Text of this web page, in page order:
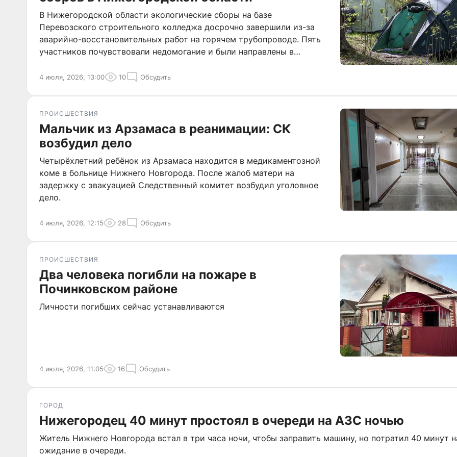
В Нижегородской области экологические сборы на базе
Перевозского строительного колледжа досрочно завершили из-за
аварийно-восстановительных работ на горячем трубопроводе. Пять
участников почувствовали недомогание и были направлены в
4 июля, 2026, 13:00 10 Обсудить
ПРОИСШЕСТВИЯ
Мальчик из Арзамаса в реанимации: СК
возбудил дело
Четырёхлетний ребёнок из Арзамаса находится в медикаментозной
коме в больнице Нижнего Новгорода. После жалоб матери на
задержку с эвакуацией Следственный комитет возбудил уголовное
дело.
4 июля, 2026, 12:15 28 Обсудить
ПРОИСШЕСТВИЯ
Два человека погибли на пожаре в
Починковском районе
Личности погибших сейчас устанавливаются
4 июля, 2026, 11:05 16 Обсудить
ГОРОД
Нижегородец 40 минут простоял в очереди на АЗС ночью
Житель Нижнего Новгорода встал в три часа ночи, чтобы заправить машину, но потратил 40 минут
ожидание в очереди.